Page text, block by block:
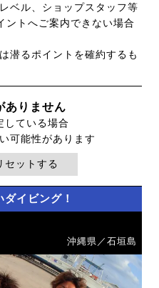
ベル、ショップスタッフ等
ントへご案内できない場合
潜るポイントを確約するも
ありません
している場合
可能性があります
セットする
イビング！
沖縄県／石垣島